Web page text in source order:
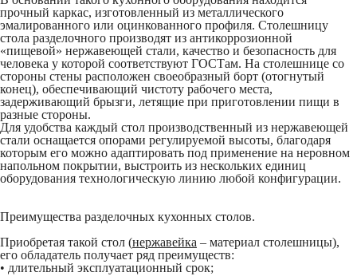
прочный каркас, изготовленный из металлического
эмалированного или оцинкованного профиля. Столешницу
стола разделочного производят из антикоррозионной
«пищевой» нержавеющей стали, качество и безопасность для
человека у которой соответствуют ГОСТам. На столешнице со
стороны стены расположен своеобразный борт (отогнутый
конец), обеспечивающий чистоту рабочего места,
задерживающий брызги, летящие при приготовлении пищи в
разные стороны.
Для удобства каждый стол производственный из нержавеющей
стали оснащается опорами регулируемой высоты, благодаря
которым его можно адаптировать под применение на неровном
напольном покрытии, выстроить из нескольких единиц
оборудования технологическую линию любой конфигурации.
Преимущества разделочных кухонных столов.
Приобретая такой стол (нержавейка – материал столешницы),
его обладатель получает ряд преимуществ:
• длительный эксплуатационный срок;